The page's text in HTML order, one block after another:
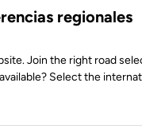
regionales
Join the right road
Select the